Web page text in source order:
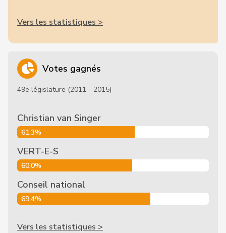
Vers les statistiques >
Votes gagnés
49e législature (2011 - 2015)
Christian van Singer
61,3%
VERT-E-S
60,0%
Conseil national
69,4%
Vers les statistiques >